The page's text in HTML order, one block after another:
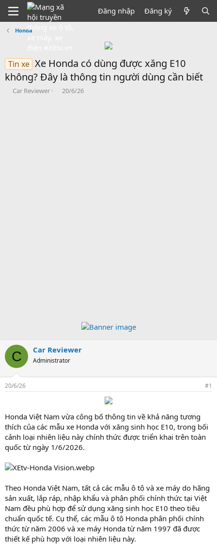
Đăng nhập Đăng ký
Honda
Tin xe Xe Honda có dùng được xăng E10
không? Đây là thông tin người dùng cần biết
B
Car Reviewer
N
20/6/26
C Car Reviewer
Administrator
20/6/26 #1
Honda Việt Nam vừa công bố thông tin về khả năng tương
thích của các mẫu xe Honda với xăng sinh học E10, trong bối
cảnh loại nhiên liệu này chính thức được triển khai trên toàn
quốc từ ngày 1/6/2026.
Theo Honda Việt Nam, tất cả các mẫu ô tô và xe máy do hãng
sản xuất, lắp ráp, nhập khẩu và phân phối chính thức tại Việt
Nam đều phù hợp để sử dụng xăng sinh học E10 theo tiêu
chuẩn quốc tế. Cụ thể, các mẫu ô tô Honda phân phối chính
thức từ năm 2006 và xe máy Honda từ năm 1997 đã được
thiết kế phù hợp với loại nhiên liệu này.